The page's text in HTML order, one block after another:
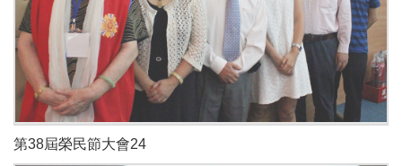
第38屆榮民節大會24